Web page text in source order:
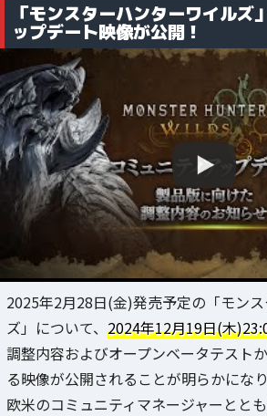
「モンスターハンターワイルズ
ップデート映像が公開！
2025年2月28日(金)発売予定の「モン
ズ」について、 2024年12月19日(木
調整内容およびオープンベータテスト
る映像が公開されることが明らかになり
欧米のコミュニティマネージャーとと